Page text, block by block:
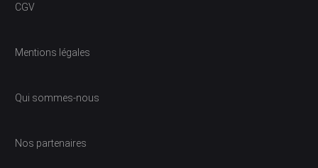
CGV
Mentions légales
Qui sommes-nous
Nos partenaires